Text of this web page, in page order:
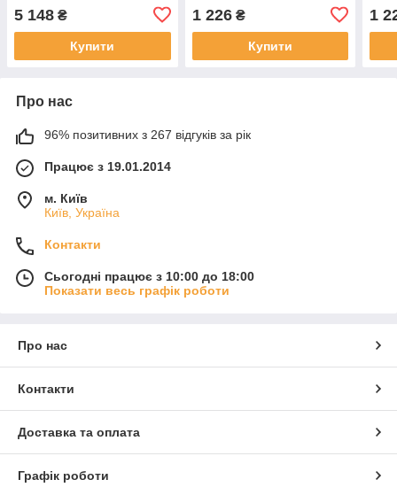
5 148 ₴
Купити
1 226₴
Купити
1
Про нас
96% позитивних з 267 відгуків за рік
Працює з 19.01.2014
м. Київ
Київ, Україна
Контакти
Сьогодні працює з 10:00 до 18:00
Показати весь графік роботи
Про нас
Контакти
Доставка та оплата
Графік роботи